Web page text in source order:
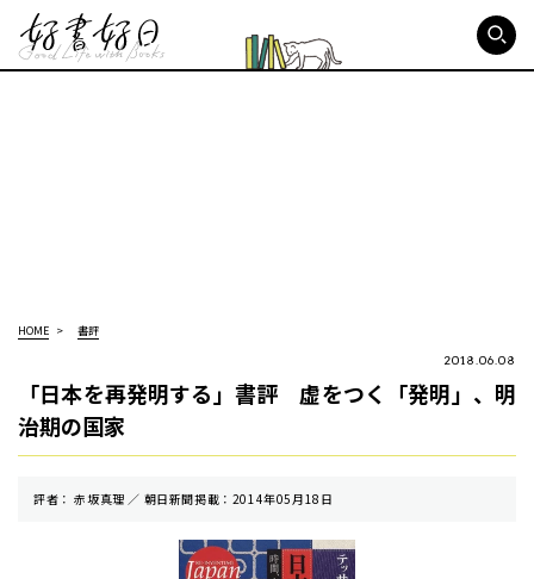
HOME 書評
2018.06.08
「日本を再発明する」書評 虚をつく「発明」、明
治期の国家
評者： 赤坂真理 ／ 朝⽇新聞掲載：2014年05月18日